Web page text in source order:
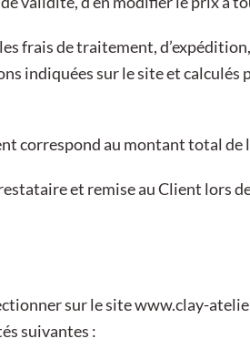
frais de traitement,
indiquées sur le site et calculés
correspond au montant total de
et remise au Client lors
sur le sitewww.clay-
suivantes :